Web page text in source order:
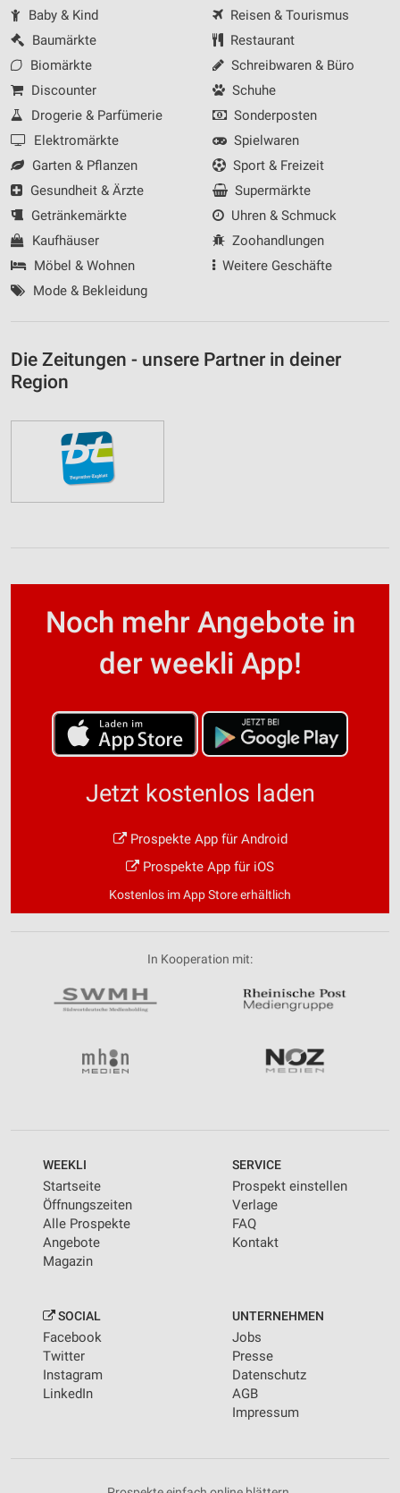
Baby & Kind
Baumärkte
Biomärkte
Discounter
Drogerie & Parfümerie
Elektromärkte
Garten & Pflanzen
Gesundheit & Ärzte
Getränkemärkte
Kaufhäuser
Möbel & Wohnen
Mode & Bekleidung
Reisen & Tourismus
Restaurant
Schreibwaren & Büro
Schuhe
Sonderposten
Spielwaren
Sport & Freizeit
Supermärkte
Uhren & Schmuck
Zoohandlungen
Weitere Geschäfte
Die Zeitungen - unsere Partner in deiner
Region
Noch mehr Angebote in
der weekli App!
Jetzt kostenlos laden
Prospekte App für Android
Prospekte App für iOS
Kostenlos im App Store erhältlich
In Kooperation mit:
WEEKLI
Startseite
Öffnungszeiten
Alle Prospekte
Angebote
Magazin
SERVICE
Prospekt einstellen
Verlage
FAQ
Kontakt
SOCIAL
Facebook
Twitter
Instagram
LinkedIn
UNTERNEHMEN
Jobs
Presse
Datenschutz
AGB
Impressum